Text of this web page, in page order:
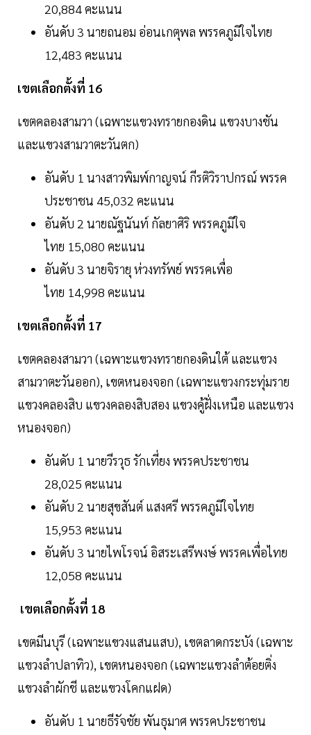
20,884 คะแนน
อันดับ 3 นายถนอม อ่อนเกตุพล พรรคภูมิใจไทย
12,483 คะแนน
เขตเลือกตั้งที่ 16
เขตคลองสามวา (เฉพาะแขวงทรายกองดิน แขวงบางชัน
และแขวงสามวาตะวันตก)
อันดับ 1 นางสาวพิมพ์กาญจน์ กีรติวิราปกรณ์ พรรค
ประชาชน 45,032 คะแนน
อันดับ 2 นายณัฐนันท์ กัลยาศิริ พรรคภูมิใจ
ไทย 15,080 คะแนน
อันดับ 3 นายจิรายุ ห่วงทรัพย์ พรรคเพื่อ
ไทย 14,998 คะแนน
เขตเลือกตั้งที่ 17
เขตคลองสามวา (เฉพาะแขวงทรายกองดินใต้ และแขวง
สามวาตะวันออก), เขตหนองจอก (เฉพาะแขวงกระทุ่มราย
แขวงคลองสิบ แขวงคลองสิบสอง แขวงคู้ฝั่งเหนือ และแขวง
หนองจอก)
อันดับ 1 นายวีรวุธ รักเที่ยง พรรคประชาชน
28,025 คะแนน
อันดับ 2 นายสุขสันต์ แสงศรี พรรคภูมิใจไทย
15,953 คะแนน
อันดับ 3 นายไพโรจน์ อิสระเสรีพงษ์ พรรคเพื่อไทย
12,058 คะแนน
เขตเลือกตั้งที่ 18
เขตมีนบุรี (เฉพาะแขวงแสนแสบ), เขตลาดกระบัง (เฉพาะ
แขวงลำปลาทิว), เขตหนองจอก (เฉพาะแขวงลำต้อยติ่ง
แขวงลำผักชี และแขวงโคกแฝด)
อันดับ 1 นายธีรัจชัย พันธุมาศ พรรคประชาชน